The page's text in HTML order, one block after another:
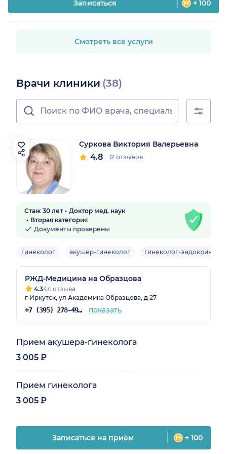
Записаться + 100
Смотреть все услуги
Врачи клиники (38)
Суркова Виктория Валерьевна
4.8 12 отзывов
Стаж 30 лет
Доктор мед. наук
Вторая категория
Документы проверены
гинеколог акушер-гинеколог гинеколог-эндокринолог
РЖД-Медицина на Образцова
4.344 отзыва
г Иркутск, ул Академика Образцова, д 27
+7 (395) 278-49-11 показать
Прием акушера-гинеколога
3 005 ₽
Прием гинеколога
3 005 ₽
Записаться на прием + 100